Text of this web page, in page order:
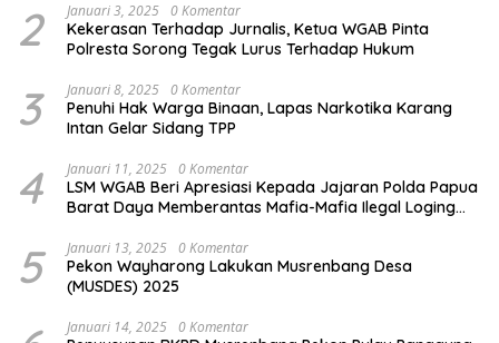
2 Januari 3, 2025 0 Komentar
Kekerasan Terhadap Jurnalis, Ketua WGAB Pinta
Polresta Sorong Tegak Lurus Terhadap Hukum
3 Januari 8, 2025 0 Komentar
Penuhi Hak Warga Binaan, Lapas Narkotika Karang
Intan Gelar Sidang TPP
4 Januari 11, 2025 0 Komentar
LSM WGAB Beri Apresiasi Kepada Jajaran Polda Papua
Barat Daya Memberantas Mafia-Mafia Ilegal Loging
5 Januari 13, 2025 0 Komentar
Pekon Wayharong Lakukan Musrenbang Desa
(MUSDES) 2025
Januari 14, 2025 0 Komentar